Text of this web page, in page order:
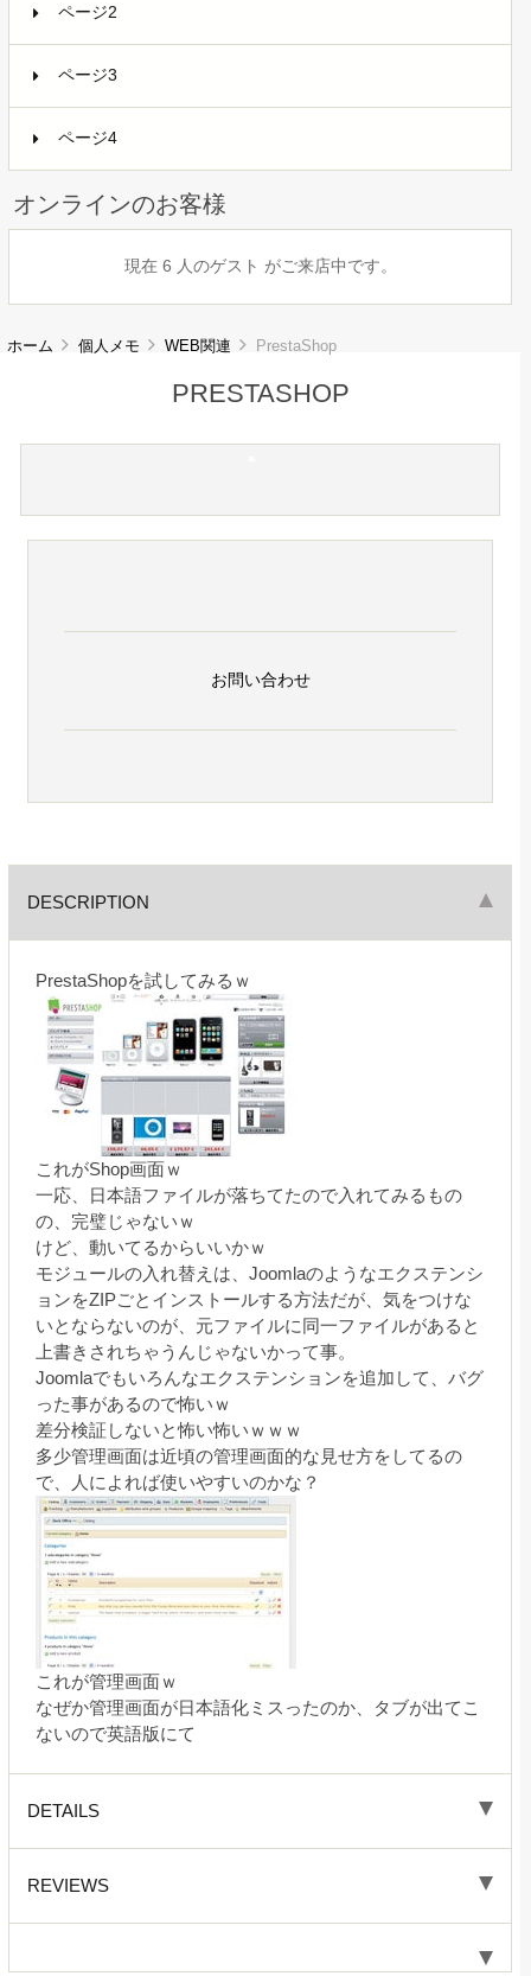
ページ2
ページ3
ページ4
オンラインのお客様
現在 6 人のゲスト がご来店中です。
ホーム 個人メモ WEB関連 PrestaShop
PRESTASHOP
お問い合わせ
DESCRIPTION
PrestaShopを試してみるｗ
これがShop画面ｗ
一応、日本語ファイルが落ちてたので入れてみるもの
の、完璧じゃないｗ
けど、動いてるからいいかｗ
モジュールの入れ替えは、Joomlaのようなエクステンシ
ョンをZIPごとインストールする方法だが、気をつけな
いとならないのが、元ファイルに同一ファイルがあると
上書きされちゃうんじゃないかって事。
Joomlaでもいろんなエクステンションを追加して、バグ
った事があるので怖いｗ
差分検証しないと怖い怖いｗｗｗ
多少管理画面は近頃の管理画面的な見せ方をしてるの
で、人によれば使いやすいのかな？
これが管理画面ｗ
なぜか管理画面が日本語化ミスったのか、タブが出てこ
ないので英語版にて
DETAILS
REVIEWS